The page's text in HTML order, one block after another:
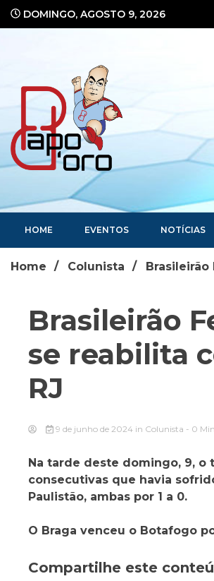
DOMINGO, AGOSTO 9, 2026
Portal de Notícias
HOME EVENTOS NOTÍCIAS
Home Colunista
Brasileirão
se reabilita
RJ
9 de junho de 2024 in Colunista - 0
Na tarde deste domingo, 9,
consecutivas que havia
Paulistão, ambas por 1 a 0.
O Braga venceu o Botafogo
Compartilhe este